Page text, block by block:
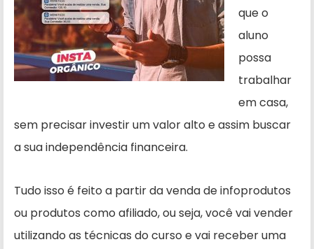
que o
aluno
possa
trabalhar
em casa,
sem precisar investir um valor alto e assim buscar
a sua independência financeira.
Tudo isso é feito a partir da venda de infoprodutos
ou produtos como afiliado, ou seja, você vai vender
utilizando as técnicas do curso e vai receber uma